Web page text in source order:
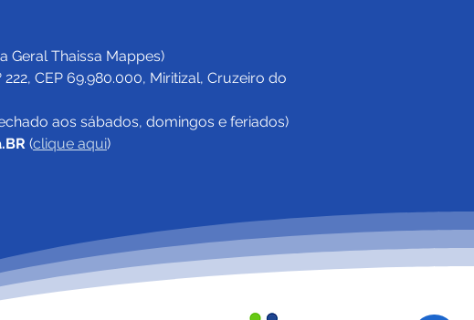
Geral Thaissa Mappes)
CEP 69.980.000, Miritizal, Cruzeiro do
aos sábados, domingos e feriados)
(clique aqui)